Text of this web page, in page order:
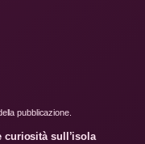
pubblicazione.
curiosità sull’isola